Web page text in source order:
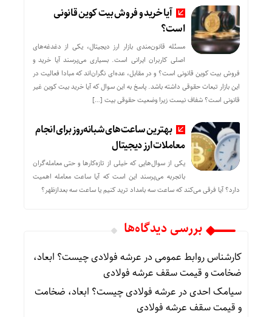
آیا خرید و فروش بیت کوین قانونی
است؟
مسئله قانون‌مندی بازار ارز دیجیتال، یکی از دغدغه‌های
اصلی کاربران ایرانی است. بسیاری می‌پرسند آیا خرید و
فروش بیت کوین قانونی است؟ و در مقابل، عده‌ای نگران‌اند که مبادا فعالیت در
این بازار تبعات حقوقی داشته باشد. پاسخ به این سوال که آیا خرید بیت کوین غیر
قانونی است؟ شفاف نیست زیرا وضعیت حقوقی بیت‌ […]
بهترین ساعت‌های شبانه‌روز برای انجام
معاملات ارز دیجیتال
یکی از سوال‌هایی که خیلی از تازه‌کارها و حتی معامله‌گران
باتجربه می‌پرسند این است که آیا ساعت معامله اهمیت
دارد؟ آیا فرقی می‌کند که ساعت سه بامداد ترید کنیم یا ساعت سه بعدازظهر؟
بررسی دیدگاه‌ها
کارشناس روابط عمومیدر عرشه فولادی چیست؟ ابعاد،
ضخامت و قیمت سقف عرشه فولادی
سیامک احدیدر عرشه فولادی چیست؟ ابعاد، ضخامت
و قیمت سقف عرشه فولادی